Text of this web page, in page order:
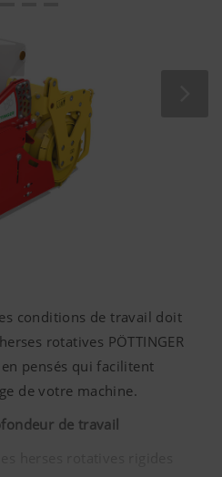
HYDROLIFT est nécessaire
ou un FOX.
conditions de travail doit
rotatives PÖTTINGER
pensés qui facilitent
de votre machine.
de travail